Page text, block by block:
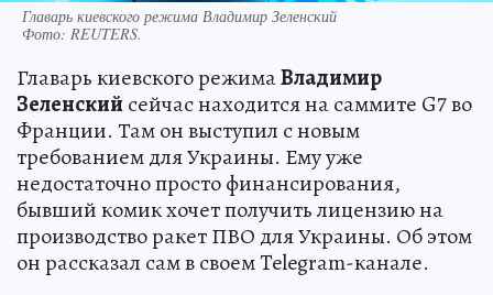
Главарь киевского режима Владимир Зеленский
Фото: REUTERS.
Главарь киевского режимаВладимир
Зеленский сейчас находится на саммите G7 во
Франции. Там он выступил с новым
требованием для Украины. Ему уже
недостаточно просто финансирования,
бывший комик хочет получить лицензию на
производство ракет ПВО для Украины. Об этом
он рассказал сам в своем Telegram-канале.